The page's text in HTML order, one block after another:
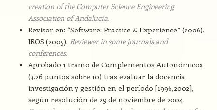
creation of the Computer Science Engineering
Association of Andalucía.
Revisor en: “Software: Practice & Experience” (2006),
IROS (2005). Reviewer in some journals and
conferences.
Aprobado 1 tramo de Complementos Autonómicos
(3.26 puntos sobre 10) tras evaluar la docencia,
investigación y gestión en el período [1996,2002],
según resolución de 29 de noviembre de 2004.